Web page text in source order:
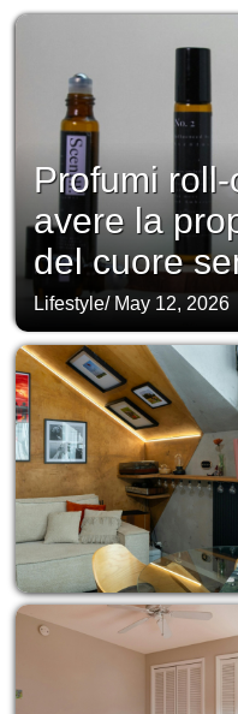
Profumi
avere la
del cuore
Lifestyle/ May 12, 2026